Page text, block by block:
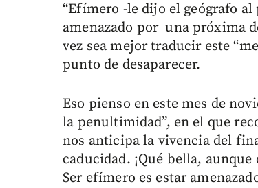
“Efímero -le dijo el geógrafo
amenazado por una próxima
vez sea mejor traducir este
punto de desaparecer.
Eso pienso en este mes de
la penultimidad”, en el que
nos anticipa la vivencia del
caducidad. ¡Qué bella,
Ser efímero es estar